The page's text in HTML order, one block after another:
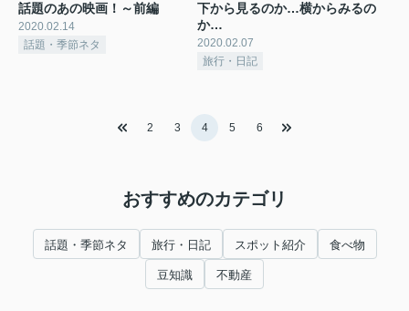
話題のあの映画！～前編
2020.02.14
話題・季節ネタ
下から見るのか…横からみるの
か…
2020.02.07
旅行・日記
2 3 4 5 6
おすすめのカテゴリ
話題・季節ネタ 旅行・日記 スポット紹介 食べ物
豆知識 不動産